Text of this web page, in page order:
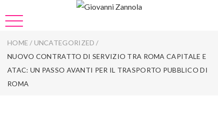
HOME / UNCATEGORIZED /
NUOVO CONTRATTO DI SERVIZIO TRA ROMA CAPITALE E
ATAC: UN PASSO AVANTI PER IL TRASPORTO PUBBLICO DI
ROMA